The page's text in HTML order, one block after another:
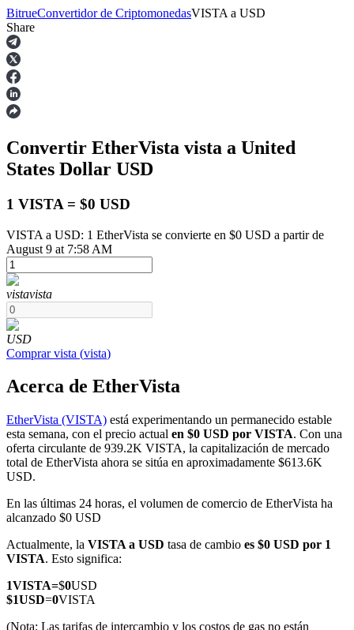
Futuros
Futuros del USDT
Futuros COIN-M
Futuros de criptomonedas
TradFi
Derivados de acciones, divisas, metales preciosos y materias
primas
BitrueConvertidor de CriptomonedasVISTA a USD
Share
Convertir EtherVista vista a United
States Dollar USD
1 VISTA = $0 USD
VISTA a USD: 1 EtherVista se convierte en $0 USD a partir de
August 9 at 7:58 AM
vistavista
USD
Comprar vista (vista)
Acerca de EtherVista
EtherVista (VISTA) está experimentando un permanecido estable
esta semana, con el precio actual en $0 USD por VISTA. Con una
oferta circulante de 939.2K VISTA, la capitalización de mercado
total de EtherVista ahora se sitúa en aproximadamente $613.6K
USD.
En las últimas 24 horas, el volumen de comercio de EtherVista ha
alcanzado $0 USD
Actualmente, la VISTA a USD tasa de cambio es $0 USD por 1
VISTA. Esto significa:
1VISTA=$0USD
$1USD=0VISTA
(Nota: Las tarifas de intercambio y los costos de gas no están